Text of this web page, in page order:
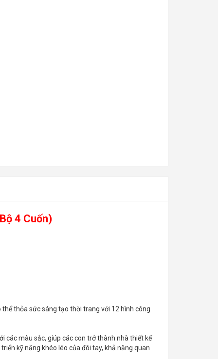
4 Cuốn)
thỏa sức sáng tạo thời trang với 12 hình công
các màu sắc, giúp các con trở thành nhà thiết kế
kỹ năng khéo léo của đôi tay, khả năng quan